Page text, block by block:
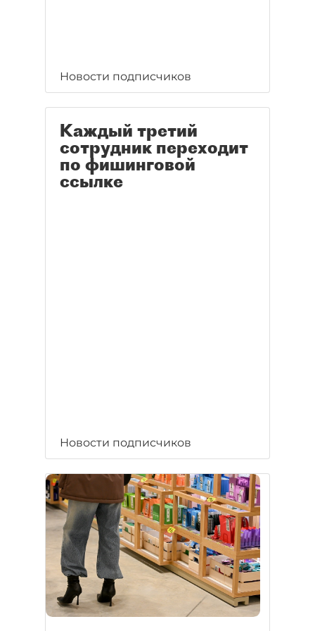
Новости подписчиков
Каждый третий
сотрудник переходит
по фишинговой
ссылке
Новости подписчиков